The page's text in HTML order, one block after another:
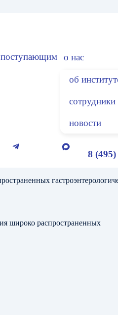
поступающим о нас
об
сотрудники
новости
8